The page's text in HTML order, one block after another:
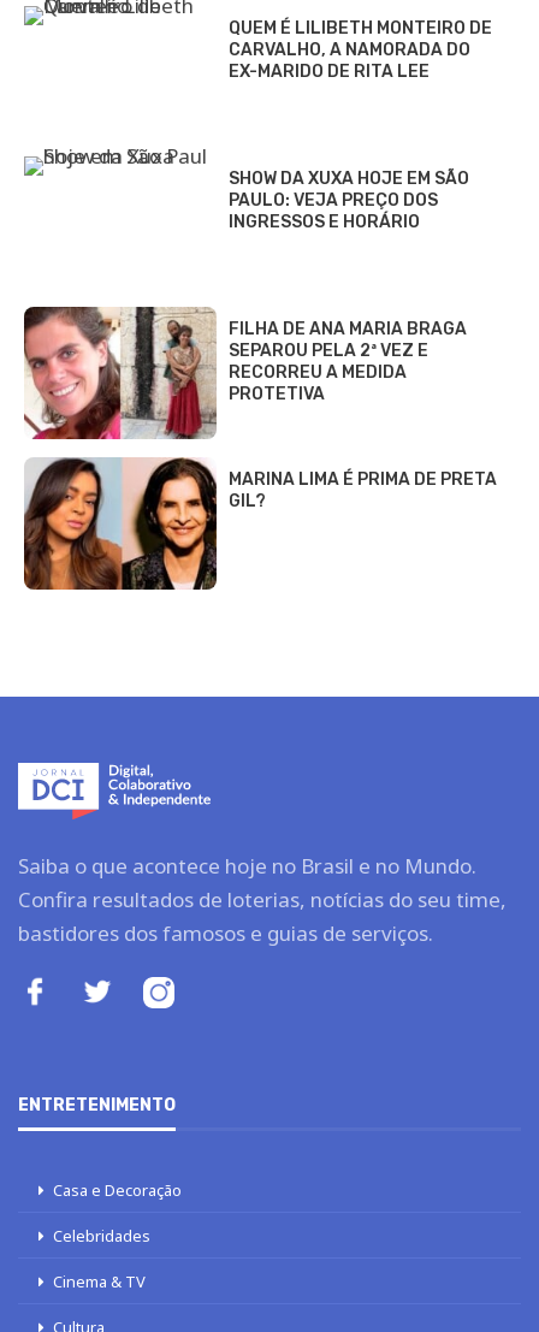
QUEM É LILIBETH MONTEIRO DE
CARVALHO, A NAMORADA DO
EX-MARIDO DE RITA LEE
SHOW DA XUXA HOJE EM SÃO
PAULO: VEJA PREÇO DOS
INGRESSOS E HORÁRIO
FILHA DE ANA MARIA BRAGA
SEPAROU PELA 2ª VEZ E
RECORREU A MEDIDA
PROTETIVA
MARINA LIMA É PRIMA DE PRETA
GIL?
Saiba o que acontece hoje no Brasil e no Mundo.
Confira resultados de loterias, notícias do seu time,
bastidores dos famosos e guias de serviços.
ENTRETENIMENTO
Casa e Decoração
Celebridades
Cinema & TV
Cultura